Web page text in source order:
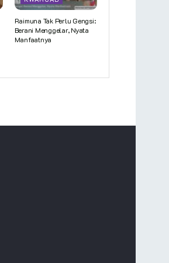
Raimuna Tak Perlu Gengsi:
Berani Menggelar, Nyata
Manfaatnya